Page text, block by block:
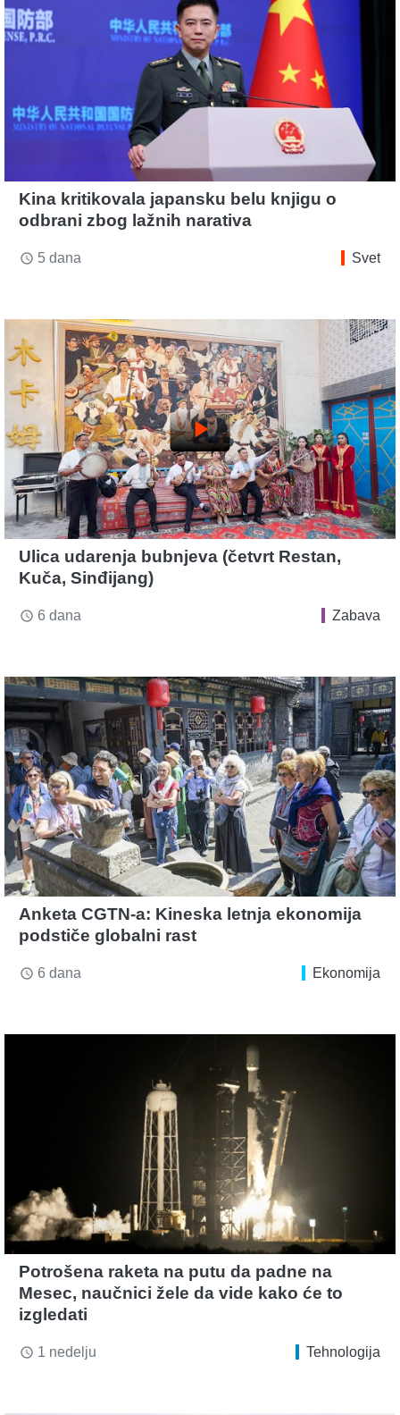
Kina kritikovala japansku belu knjigu o
odbrani zbog lažnih narativa
access_time 5 dana Svet
play_arrow
Ulica udarenja bubnjeva (četvrt Restan,
Kuča, Sinđijang)
access_time 6 dana Zabava
Anketa CGTN-a: Kineska letnja ekonomija
podstiče globalni rast
access_time 6 dana Ekonomija
Potrošena raketa na putu da padne na
Mesec, naučnici žele da vide kako će to
izgledati
access_time 1 nedelju Tehnologija